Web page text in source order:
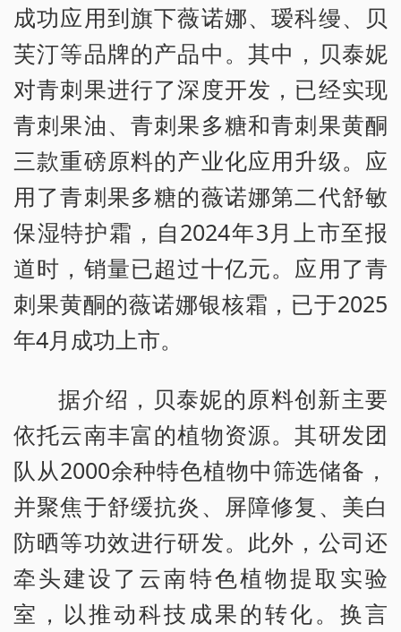
成功应用到旗下薇诺娜、瑷科缦、贝
芙汀等品牌的产品中。其中，贝泰妮
对青刺果进行了深度开发，已经实现
青刺果油、青刺果多糖和青刺果黄酮
三款重磅原料的产业化应用升级。应
用了青刺果多糖的薇诺娜第二代舒敏
保湿特护霜，自2024年3月上市至报
道时，销量已超过十亿元。应用了青
刺果黄酮的薇诺娜银核霜，已于2025
年4月成功上市。
据介绍，贝泰妮的原料创新主要
依托云南丰富的植物资源。其研发团
队从2000余种特色植物中筛选储备，
并聚焦于舒缓抗炎、屏障修复、美白
防晒等功效进行研发。此外，公司还
牵头建设了云南特色植物提取实验
室，以推动科技成果的转化。换言